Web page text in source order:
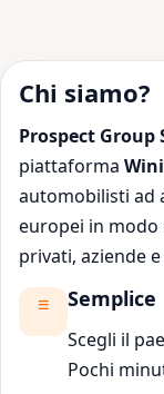
Chi siamo?
Prospect Group
piattaforma
automobilisti ad
europei in modo
privati, aziende
Semplice
Scegli il
Pochi